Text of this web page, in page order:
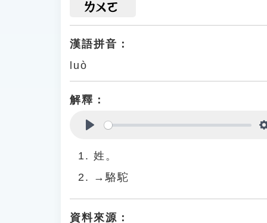
ㄌㄨㄛ
漢語拼音：
luò
解釋：
姓。
→駱駝
資料來源：